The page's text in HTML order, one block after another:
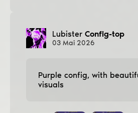
Lubister Config-top
03 Mai 2026
Purple config, with
visuals